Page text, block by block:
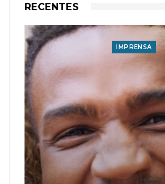
RECENTES
IMPRENSA